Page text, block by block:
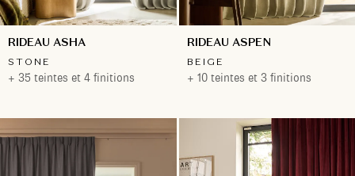
RIDEAU ASHA
STONE
+ 35 teintes et 4 finitions
RIDEAU ASPEN
BEIGE
+ 10 teintes et 3 finitions